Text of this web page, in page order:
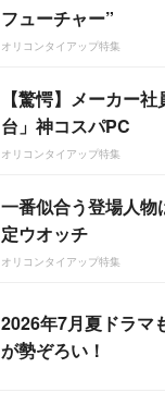
フューチャー”
オリコンタイアップ特集
【驚愕】メーカー
台」神コスパPC
オリコンタイアップ特集
一番似合う登場人
定ウオッチ
オリコンタイアップ特集
2026年7月夏ドラマ
が勢ぞろい！